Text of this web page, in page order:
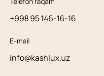
+998 95 146-16-16
E-mail
info@kashlux.uz